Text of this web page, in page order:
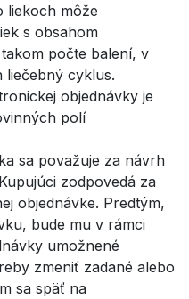
liekoch môže
s obsahom
počte balení, v
liečebný cyklus.
objednávky je
polí
sa považuje za návrh
zodpovedá za
objednávke. Predtým,
bude mu v rámci
umožnené
zmeniť zadané alebo
sa späť na